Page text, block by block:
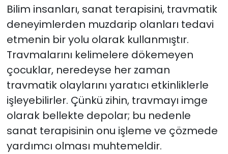
Bilim insanları, sanat terapisini, travmatik
deneyimlerden muzdarip olanları tedavi
etmenin bir yolu olarak kullanmıştır.
Travmalarını kelimelere dökemeyen
çocuklar, neredeyse her zaman
travmatik olaylarını yaratıcı etkinliklerle
işleyebilirler. Çünkü zihin, travmayı imge
olarak bellekte depolar; bu nedenle
sanat terapisinin onu işleme ve çözmede
yardımcı olması muhtemeldir.